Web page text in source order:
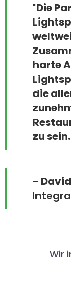
"Die
harte
die
zu
-
Wir